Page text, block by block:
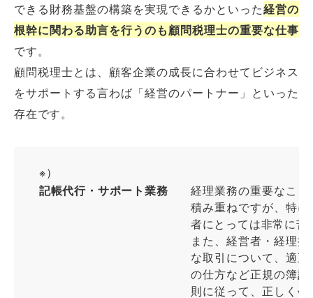
できる財務基盤の構築を実現できるかといった経営の
根幹に関わる助言を行うのも顧問税理士の重要な仕事
です。
顧問税理士とは、顧客企業の成長に合わせてビジネス
をサポートする言わば「経営のパートナー」といった
存在です。
※）
記帳代行・サポート業務
経理業務の重要なこ
積み重ねですが、特
者にとっては非常に苦
また、経営者・経理
な取引について、適
の仕方など正規の簿
則に従って、正しく